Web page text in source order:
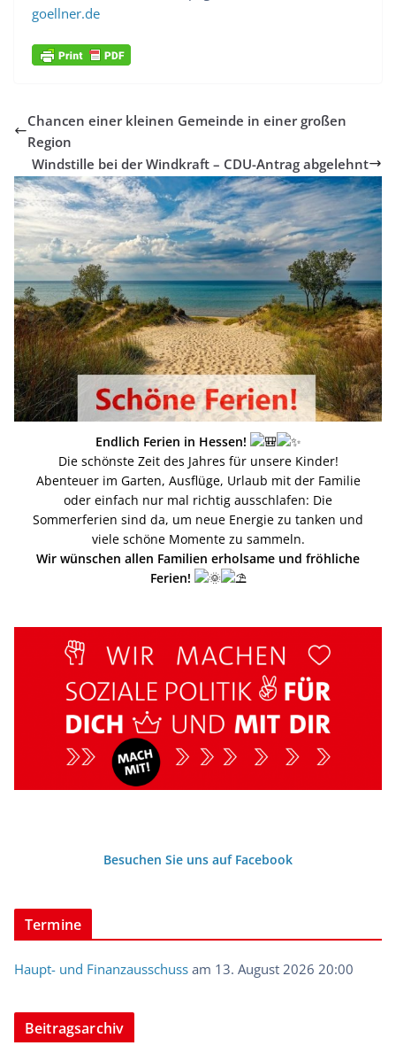
goellner.de
Chancen einer kleinen Gemeinde in einer großen
Region
Windstille bei der Windkraft – CDU-Antrag abgelehnt
Endlich Ferien in Hessen!
Die schönste Zeit des Jahres für unsere Kinder!
Abenteuer im Garten, Ausflüge, Urlaub mit der Familie
oder einfach nur mal richtig ausschlafen: Die
Sommerferien sind da, um neue Energie zu tanken und
viele schöne Momente zu sammeln.
Wir wünschen allen Familien erholsame und fröhliche
Ferien!
Besuchen Sie uns auf Facebook
Termine
Haupt- und Finanzausschuss am 13. August 2026 20:00
Beitragsarchiv